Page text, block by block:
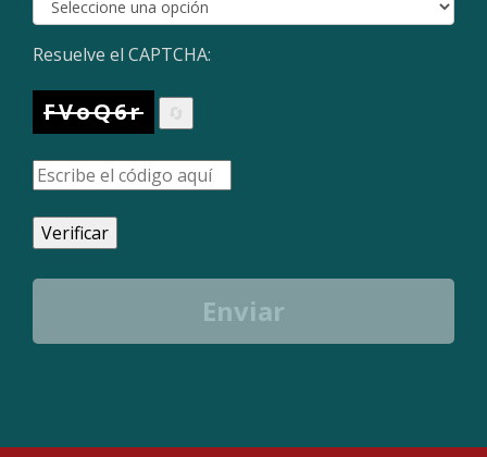
Resuelve el CAPTCHA:
FVoQ6r
Verificar
Enviar